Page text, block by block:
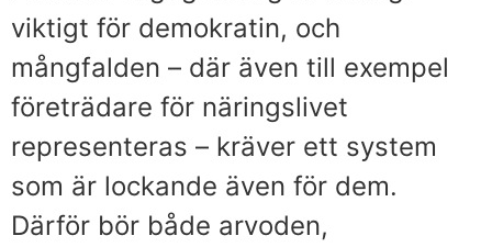
viktigt för demokratin, och
mångfalden – där även till exempel
företrädare för näringslivet
representeras – kräver ett system
som är lockande även för dem.
Därför bör både arvoden,